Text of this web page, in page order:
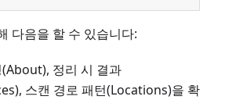
다음을 할 수 있습니다:
정리 시 결과
스캔 경로 패턴(Locations)을 확